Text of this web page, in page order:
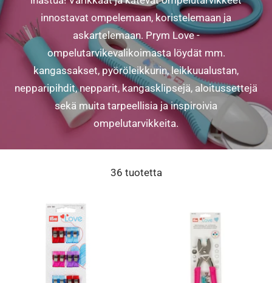
innostavat ompelemaan, koristelemaan ja
askartelemaan. Prym Love -
ompelutarvikevalikoimasta löydät mm.
kangassakset, pyöröleikkurin, leikkuualustan,
nepparipihdit, nepparit, kangasklipsejä, aloitussettejä
sekä muita tarpeellisia ja inspiroivia
ompelutarvikkeita.
36 tuotetta